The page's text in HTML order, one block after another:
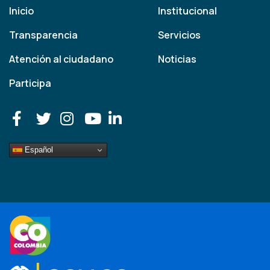
Inicio
Transparencia
Atención al ciudadano
Participa
Institucional
Servicios
Noticias
Español